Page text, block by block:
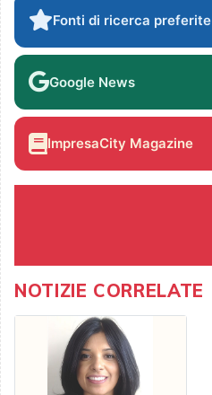
Fonti di ricerca preferite
Google News
ImpresaCity Magazine
NOTIZIE CORRELATE